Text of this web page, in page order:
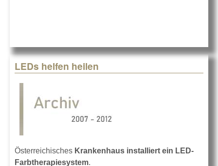
LEDs helfen heilen
Österreichisches Krankenhaus installiert ein LED-
Farbtherapiesystem.